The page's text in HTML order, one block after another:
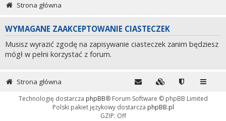
Strona główna
WYMAGANE ZAAKCEPTOWANIE CIASTECZEK
Musisz wyrazić zgodę na zapisywanie ciasteczek zanim będziesz
mógł w pełni korzystać z forum.
Strona główna
Technologię dostarcza phpBB® Forum Software © phpBB Limited
Polski pakiet językowy dostarcza phpBB.pl
GZIP: Off